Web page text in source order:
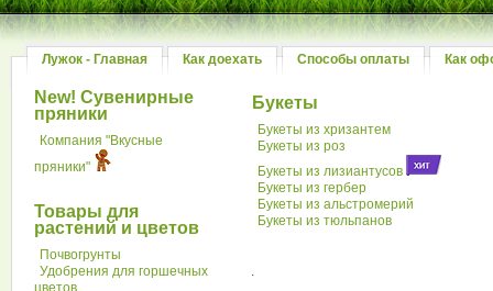
Лужок - Главная Как доехать Способы оплаты Как
New! Сувенирные
пряники
Компания "Вкусные
пряники"
Товары для
растений и цветов
Почвогрунты
Удобрения для горшечных
цветов
Букеты
Букеты из хризантем
Букеты из роз
Букеты из лизиантусов
Букеты из гербер
Букеты из альстромерий
Букеты из тюльпанов
.